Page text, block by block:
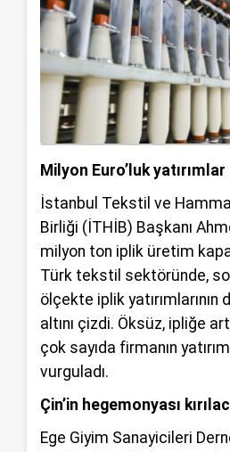
Milyon Euro’luk yatırımlar
İstanbul Tekstil ve
Birliği (İTHİB) Başkanı
milyon ton iplik üretim
Türk tekstil sektöründe,
ölçekte iplik yatırımlarının
altını çizdi. Öksüz, ipliğe
çok sayıda firmanın
vurguladı.
Çin’in hegemonyası
Ege Giyim Sanayicileri